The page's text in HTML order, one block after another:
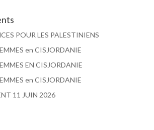
POUR LES PALESTINIENS
en CISJORDANIE
EN CISJORDANIE
en CISJORDANIE
11 JUIN 2026